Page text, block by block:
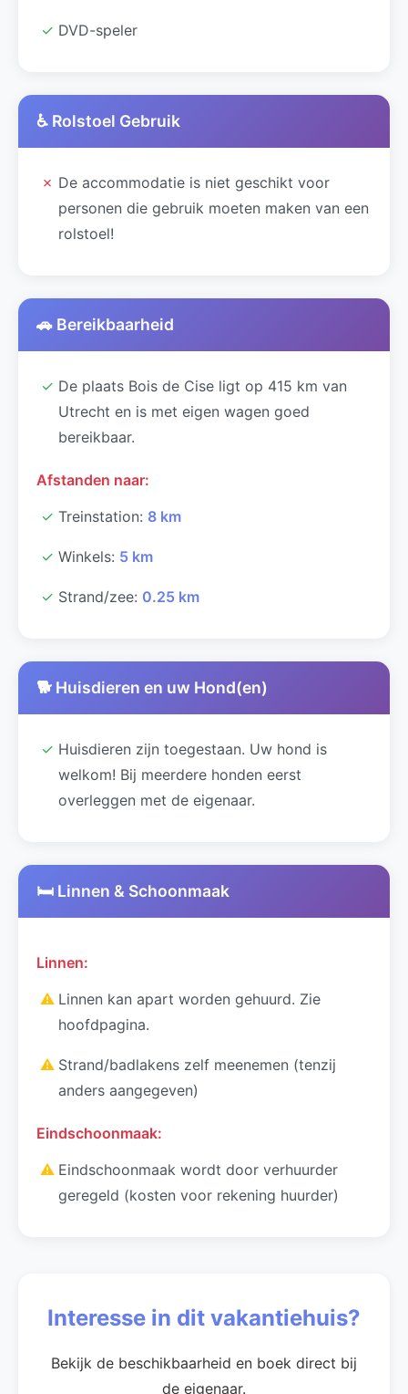
✓ DVD-speler
♿ Rolstoel Gebruik
✗ De accommodatie is niet geschikt voor
personen die gebruik moeten maken van een
rolstoel!
🚗 Bereikbaarheid
✓ De plaats Bois de Cise ligt op 415 km van
Utrecht en is met eigen wagen goed
bereikbaar.
Afstanden naar:
✓ Treinstation: 8 km
✓ Winkels: 5 km
✓ Strand/zee: 0.25 km
🐕 Huisdieren en uw Hond(en)
✓ Huisdieren zijn toegestaan. Uw hond is
welkom! Bij meerdere honden eerst
overleggen met de eigenaar.
🛏️ Linnen & Schoonmaak
Linnen:
⚠ Linnen kan apart worden gehuurd. Zie
hoofdpagina.
⚠ Strand/badlakens zelf meenemen (tenzij
anders aangegeven)
Eindschoonmaak:
⚠ Eindschoonmaak wordt door verhuurder
geregeld (kosten voor rekening huurder)
Interesse in dit vakantiehuis?
Bekijk de beschikbaarheid en boek direct bij
de eigenaar.